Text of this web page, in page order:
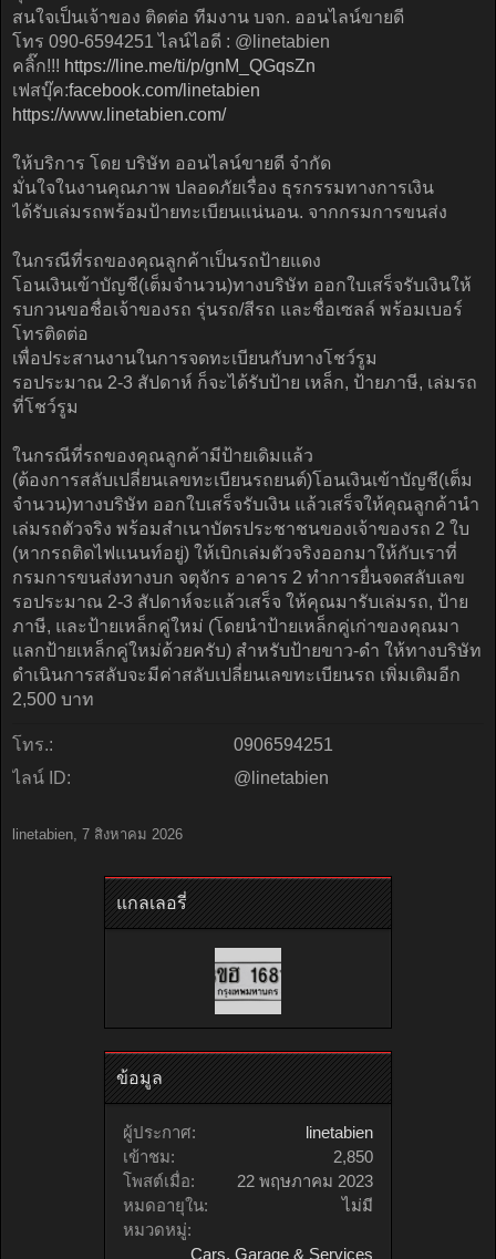
สนใจเป็นเจ้าของ ติดต่อ ทีมงาน บจก. ออนไลน์ขายดี
โทร 090-6594251 ไลน์ไอดี : @linetabien
คลิ๊ก!!! https://line.me/ti/p/gnM_QGqsZn
เฟสบุ๊ค:facebook.com/linetabien
https://www.linetabien.com/
ให้บริการ โดย บริษัท ออนไลน์ขายดี จำกัด
มั่นใจในงานคุณภาพ ปลอดภัยเรื่อง ธุรกรรมทางการเงิน
ได้รับเล่มรถพร้อมป้ายทะเบียนแน่นอน. จากกรมการขนส่ง
ในกรณีที่รถของคุณลูกค้าเป็นรถป้ายแดง
โอนเงินเข้าบัญชี(เต็มจำนวน)ทางบริษัท ออกใบเสร็จรับเงินให้
รบกวนขอชื่อเจ้าของรถ รุ่นรถ/สีรถ และชื่อเซลล์ พร้อมเบอร์
โทรติดต่อ
เพื่อประสานงานในการจดทะเบียนกับทางโชว์รูม
รอประมาณ 2-3 สัปดาห์ ก็จะได้รับป้าย เหล็ก, ป้ายภาษี, เล่มรถ
ที่โชว์รูม
ในกรณีที่รถของคุณลูกค้ามีป้ายเดิมแล้ว
(ต้องการสลับเปลี่ยนเลขทะเบียนรถยนต์)โอนเงินเข้าบัญชี(เต็ม
จำนวน)ทางบริษัท ออกใบเสร็จรับเงิน แล้วเสร็จให้คุณลูกค้านำ
เล่มรถตัวจริง พร้อมสำเนาบัตรประชาชนของเจ้าของรถ 2 ใบ
(หากรถติดไฟแนนท์อยู่) ให้เบิกเล่มตัวจริงออกมาให้กับเราที่
กรมการขนส่งทางบก จตุจักร อาคาร 2 ทำการยื่นจดสลับเลข
รอประมาณ 2-3 สัปดาห์จะแล้วเสร็จ ให้คุณมารับเล่มรถ, ป้าย
ภาษี, และป้ายเหล็กคู่ใหม่ (โดยนำป้ายเหล็กคู่เก่าของคุณมา
แลกป้ายเหล็กคู่ใหม่ด้วยครับ) สำหรับป้ายขาว-ดำ ให้ทางบริษัท
ดำเนินการสลับจะมีค่าสลับเปลี่ยนเลขทะเบียนรถ เพิ่มเติมอีก
2,500 บาท
โทร.:
0906594251
ไลน์ ID:
@linetabien
linetabien, 7 สิงหาคม 2026
แกลเลอรี่
ข้อมูล
ผู้ประกาศ:
linetabien
เข้าชม:
2,850
โพสต์เมื่อ:
22 พฤษภาคม 2023
หมดอายุใน:
ไม่มี
หมวดหมู่:
Cars, Garage & Services